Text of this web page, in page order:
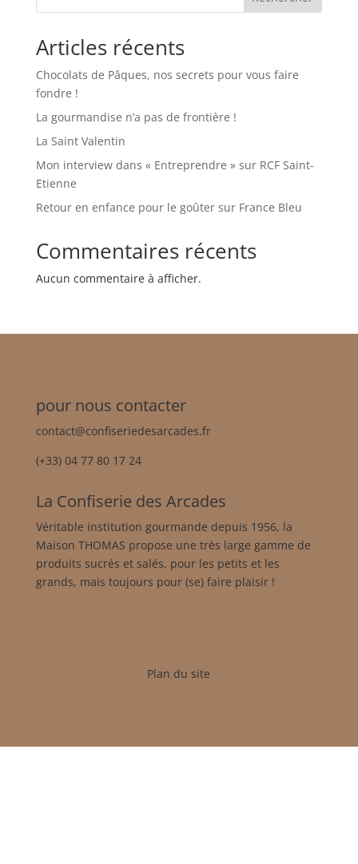
Articles récents
Chocolats de Pâques, nos secrets pour vous faire
fondre !
La gourmandise n’a pas de frontière !
La Saint Valentin
Mon interview dans « Entreprendre » sur RCF Saint-
Etienne
Retour en enfance pour le goûter sur France Bleu
Commentaires récents
Aucun commentaire à afficher.
pour nous contacter
contact@confiseriedesarcades.fr
(+33) 04 77 80 17 24
La Confiserie des Arcades
Véritable institution gourmande depuis 1956, la
Maison THOMAS propose une très large gamme de
produits sucrés et salés, pour les petits et les
grands, mais toujours pour (se) faire plaisir !
Plan du site